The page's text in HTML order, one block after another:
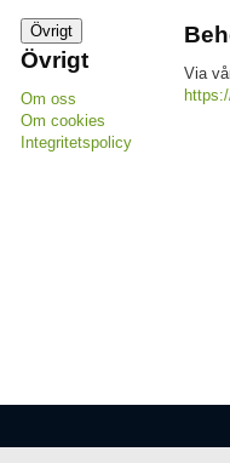
Övrigt
Övrigt
Om oss
Om cookies
Integritetspolicy
Via